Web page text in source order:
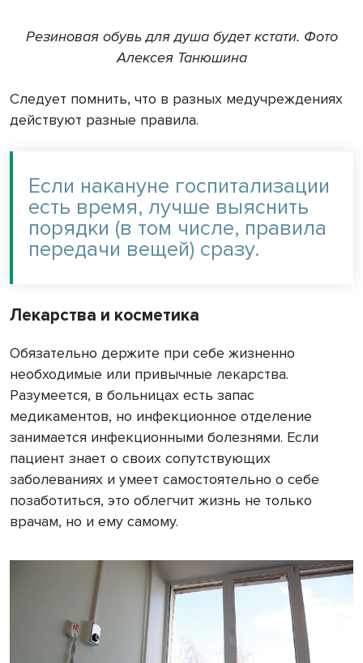
Резиновая обувь для душа будет кстати. Фото
Алексея Танюшина
Следует помнить, что в разных медучреждениях
действуют разные правила.
Если накануне госпитализации
есть время, лучше выяснить
порядки (в том числе, правила
передачи вещей) сразу.
Лекарства и косметика
Обязательно держите при себе жизненно
необходимые или привычные лекарства.
Разумеется, в больницах есть запас
медикаментов, но инфекционное отделение
занимается инфекционными болезнями. Если
пациент знает о своих сопутствующих
заболеваниях и умеет самостоятельно о себе
позаботиться, это облегчит жизнь не только
врачам, но и ему самому.